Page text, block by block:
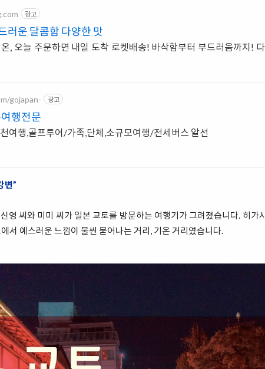
광고
러운 달콤함 다양한 맛
, 오늘 주문하면 내일 도착 로켓배송! 바삭함부터 부드러움까지!
gojapan- 광고
행전문
여행,골프투어/가족,단체,소규모여행/전세버스 알선
변”
영 씨와 미미 씨가 일본 교토를 방문하는 여행기가 그려졌습니다. 히가
서 예스러운 느낌이 물씬 묻어나는 거리, 기온 거리였습니다.